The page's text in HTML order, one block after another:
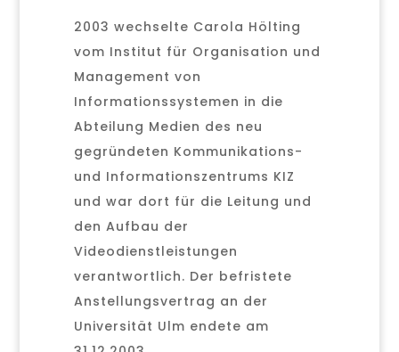
2003 wechselte Carola Hölting
vom Institut für Organisation und
Management von
Informationssystemen in die
Abteilung Medien des neu
gegründeten Kommunikations-
und Informationszentrums KIZ
und war dort für die Leitung und
den Aufbau der
Videodienstleistungen
verantwortlich. Der befristete
Anstellungsvertrag an der
Universität Ulm endete am